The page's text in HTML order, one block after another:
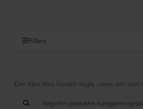
Filters
Der blev ikke fundet nogle varer, der